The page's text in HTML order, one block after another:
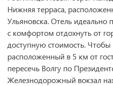
Нижняя терраса,
Ульяновска. Отель идеально
с комфортом отдохнуть от
доступную стоимость. Чтобы
расположенный в 5 км от
пересечь Волгу по
Железнодорожный вокзал